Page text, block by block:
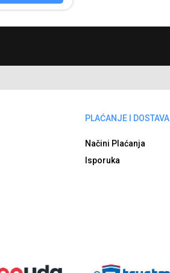
PLAĆANJE I DOSTAVA
Načini Plaćanja
Isporuka